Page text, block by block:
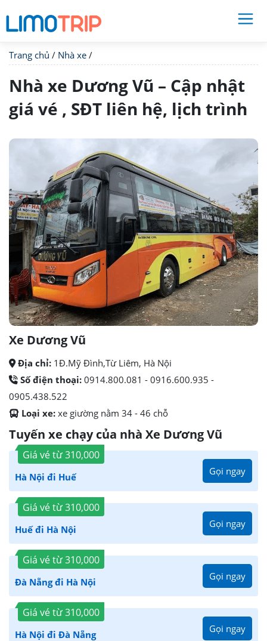
Trang chủ / Nhà xe /
Nhà xe Dương Vũ – Cập nhật
giá vé , SĐT liên hệ, lịch trình
Xe Dương Vũ
Địa chỉ: 1Đ.Mỹ Đình,Từ Liêm, Hà Nội
Số điện thoại: 0914.800.081 - 0916.600.935 -
0905.438.522
Loại xe: xe giường nằm 34 - 46 chỗ
Tuyến xe chạy của nhà Xe Dương Vũ
Giá vé từ310,000
Hà Nội đi Huế Gọi ngay
Giá vé từ310,000
Huế đi Hà Nội Gọi ngay
Giá vé từ310,000
Đà Nẵng đi Hà Nội Gọi ngay
Giá vé từ310,000
Hà Nội đi Đà Nẵng Gọi ngay